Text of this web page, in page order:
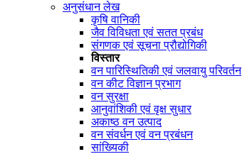
अनुसंधान लेख
कृषि वानिकी
जैव विविधता एवं सतत प्रबंध
संगणक एवं सूचना प्रौद्योगिकी
विस्तार
वन पारिस्थितिकी एवं जलवायु परिवर्तन
वन कीट विज्ञान प्रभाग
वन सुरक्षा
आनुवांशिकी एवं वृक्ष सुधार
अकाष्ठ वन उत्पाद
वन संवर्धन एवं वन प्रबंधन
सांख्यिकी